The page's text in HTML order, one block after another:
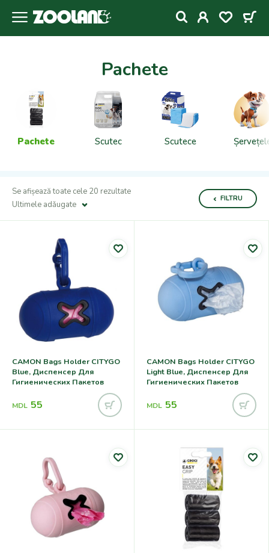
Pachete
Pachete Scutec Scutece
Se afișează toate cele 20 rezultate
Ultimele adǎugate
FILTRU
CAMON Bags Holder CITYGO
Blue, Диспенсер Для
Гигиенических Пакетов
MDL 55
CAMON Bags Holder CITYGO
Light Blue, Диспенсер Для
Гигиенических Пакетов
MDL 55